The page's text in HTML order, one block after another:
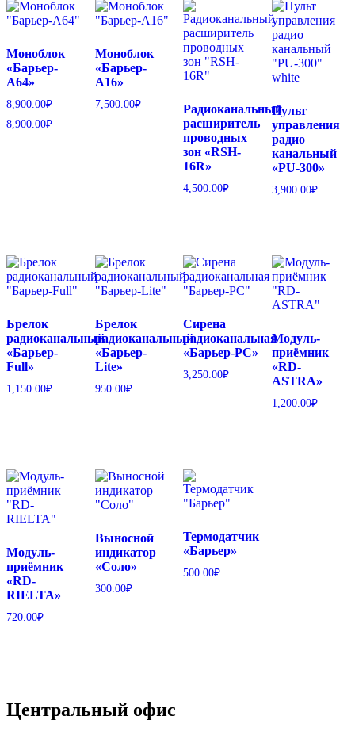
Моноблок
«Барьер-
А64»
8,900.00₽
8,900.00₽
Моноблок
«Барьер-
А16»
7,500.00₽
Радиоканальный
расширитель
проводных
зон «RSH-
16R»
4,500.00₽
Пульт
управления
радио
канальный
«PU-300»
3,900.00₽
Брелок
радиоканальный
«Барьер-
Full»
1,150.00₽
Брелок
радиоканальный
«Барьер-
Lite»
950.00₽
Сирена
радиоканальная
«Барьер-PC»
3,250.00₽
Модуль-
приёмник
«RD-
ASTRA»
1,200.00₽
Модуль-
приёмник
«RD-
RIELTA»
720.00₽
Выносной
индикатор
«Соло»
300.00₽
Термодатчик
«Барьер»
500.00₽
Центральный офис